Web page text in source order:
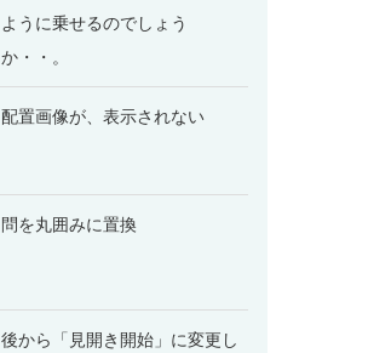
ように乗せるのでしょう
か・・。
配置画像が、表示されない
問を丸囲みに置換
後から「見開き開始」に変更し